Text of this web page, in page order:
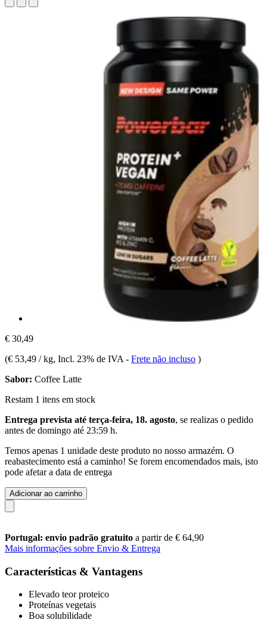
€ 30,49
(€ 53,49 / kg, Incl. 23% de IVA - Frete não incluso )
Sabor: Coffee Latte
Restam 1 itens em stock
Entrega prevista até terça-feira, 18. agosto, se realizas o pedido
antes de domingo até 23:59 h.
Temos apenas 1 unidade deste produto no nosso armazém. O
reabastecimento está a caminho! Se forem encomendados mais, isto
pode afetar a data de entrega
Adicionar ao carrinho
Portugal: envio padrão gratuito a partir de € 64,90
Mais informações sobre Envio & Entrega
Características & Vantagens
Elevado teor proteico
Proteínas vegetais
Boa solubilidade